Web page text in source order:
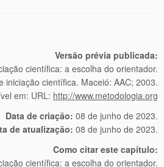
Versão prévia publicada:
científica: a escolha do orientador.
iniciação científica. Maceió: AAC; 2003.
em: URL: http://www.metodologia.org
Data de criação: 08 de junho de 2023.
de atualização: 08 de junho de 2023.
Como citar este capítulo:
científica: a escolha do orientador.